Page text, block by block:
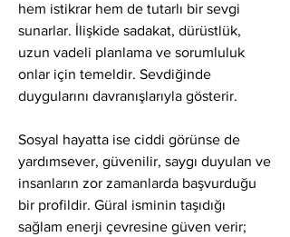
hem istikrar hem de tutarlı bir sevgi
sunarlar. İlişkide sadakat, dürüstlük,
uzun vadeli planlama ve sorumluluk
onlar için temeldir. Sevdiğinde
duygularını davranışlarıyla gösterir.
Sosyal hayatta ise ciddi görünse de
yardımsever, güvenilir, saygı duyulan ve
insanların zor zamanlarda başvurduğu
bir profildir. Güral isminin taşıdığı
sağlam enerji çevresine güven verir;